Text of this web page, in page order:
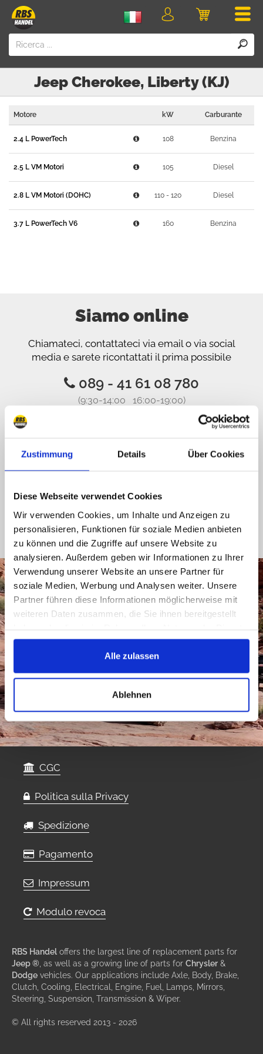
Zustimmung Details Über Cookies
Diese Webseite verwendet Cookies
Wir verwenden Cookies, um Inhalte und Anzeigen zu
personalisieren, Funktionen für soziale Medien anbieten
zu können und die Zugriffe auf unsere Website zu
analysieren. Außerdem geben wir Informationen zu Ihrer
Verwendung unserer Website an unsere Partner für
soziale Medien, Werbung und Analysen weiter. Unsere
Partner führen diese Informationen möglicherweise mit
weiteren Daten zusammen, die Sie ihnen bereitgestellt
gesammelt haben.
Alle zulassen
Ablehnen
Carrello
login
JeepCherokee, Liberty (KJ)
Motore kW Carburante
2.4 L PowerTech 108 Benzina
2.5 L VM Motori 105 Diesel
2.8 L VM Motori (DOHC) 110 - 120 Diesel
3.7 L PowerTech V6 160 Benzina
Siamo online
Chiamateci, contattateci via email o via social
media e sarete ricontattati il prima possibile
089 - 41 61 08 780
(9:30-14:00 16:00-19:00)
Facebook
CGC
Politica sulla Privacy
Spedizione
Pagamento
Impressum
Modulo revoca
RBS Handel offers the largest line of replacement parts for
Jeep ® , as well as a growing line of parts for Chrysler &
Dodge vehicles. Our applications include Axle, Body, Brake,
Clutch, Cooling, Electrical, Engine, Fuel, Lamps, Mirrors,
Steering, Suspension, Transmission & Wiper.
© All rights reserved 2013 - 2026